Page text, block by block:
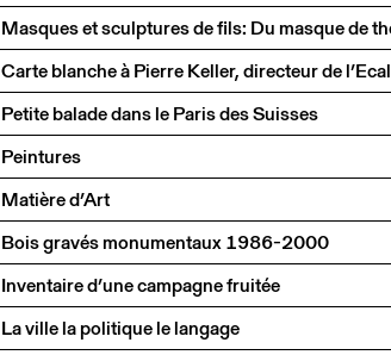
Carte blanche à Pierre Keller, directeur de l’Ecal
Petite balade dans le Paris des Suisses
Peintures
Matière d’Art
Bois gravés monumentaux 1986-2000
Inventaire d’une campagne fruitée
La ville la politique le langage